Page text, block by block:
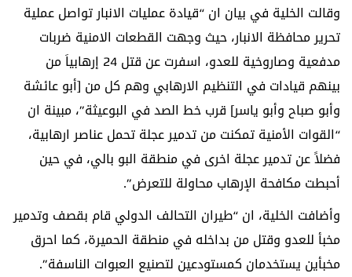
وقالت الخلية في بيان ان “قيادة عمليات الانبار تواصل عملية
تحرير محافظة الانبار، حيث وجهت القطعات الامنية ضربات
مدفعية وصاروخية للعدو، اسفرت عن قتل 24 إرهابياَ من
بينهم قيادات في التنظيم الارهابي وهم كل من [أبو عائشة
وأبو صباح وأبو ياسر] قرب خط الصد في البوعيثة”، مبينة ان
“القوات الأمنية تمكنت من تدمير عجلة تحمل عناصر ارهابية،
فضلاً عن تدمير عجلة اخرى في منطقة البو بالي، في حين
أحبطت مكافحة الإرهاب محاولة للتعرض”.
وأضافت الخلية، ان “طيران التحالف الدولي قام بقصف وتدمير
مخبأ للعدو وقتل من بداخله في منطقة الحميرة، كما احرق
مخبأين يستخدمان كمستودعين لتصنيع العبوات الناسفة”.